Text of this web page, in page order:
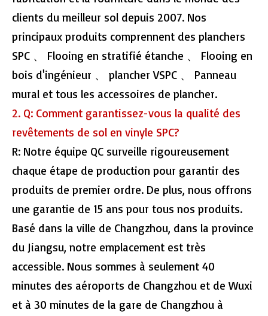
clients du meilleur sol depuis 2007. Nos
principaux produits comprennent des planchers
SPC 、 Flooing en stratifié étanche 、 Flooing en
bois d'ingénieur 、 plancher VSPC 、 Panneau
mural et tous les accessoires de plancher.
2. Q: Comment garantissez-vous la qualité des
revêtements de sol en vinyle SPC?
R: Notre équipe QC surveille rigoureusement
chaque étape de production pour garantir des
produits de premier ordre. De plus, nous offrons
une garantie de 15 ans pour tous nos produits.
Basé dans la ville de Changzhou, dans la province
du Jiangsu, notre emplacement est très
accessible. Nous sommes à seulement 40
minutes des aéroports de Changzhou et de Wuxi
et à 30 minutes de la gare de Changzhou à